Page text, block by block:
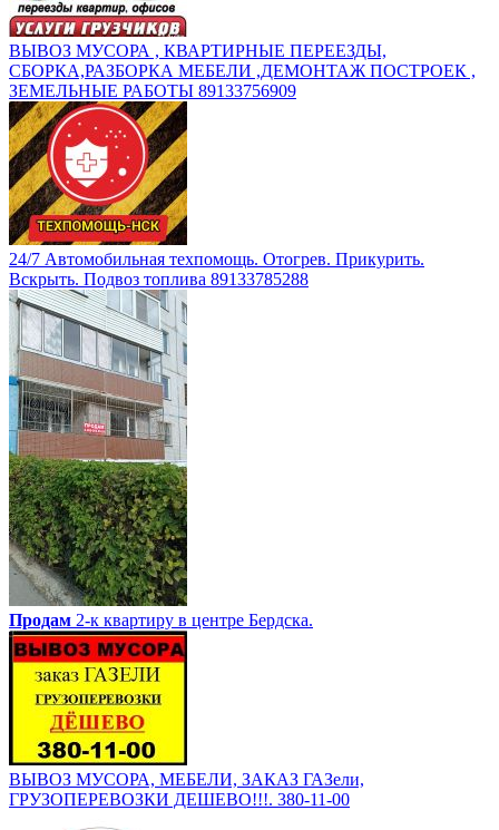
ВЫВОЗ МУСОРА , КВАРТИРНЫЕ ПЕРЕЕЗДЫ,
СБОРКА,РАЗБОРКА МЕБЕЛИ ,ДЕМОНТАЖ ПОСТРОЕК ,
ЗЕМЕЛЬНЫЕ РАБОТЫ 89133756909
24/7 Автомобильная техпомощь. Отогрев. Прикурить.
Вскрыть. Подвоз топлива 89133785288
Продам 2-к квартиру в центре Бердска.
ВЫВОЗ МУСОРА, МЕБЕЛИ, ЗАКАЗ ГАЗели,
ГРУЗОПЕРЕВОЗКИ ДЕШЕВО!!!. 380-11-00